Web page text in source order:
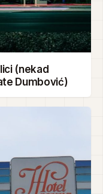
(nekad
Dumbović)